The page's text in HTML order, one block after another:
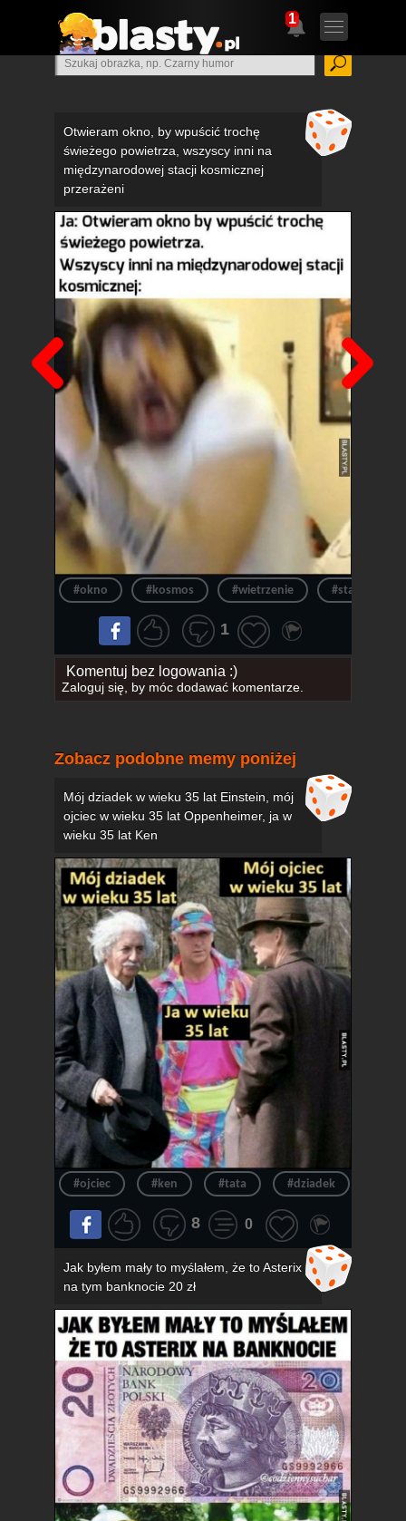
1
Otwieram okno, by wpuścić trochę
świeżego powietrza, wszyscy inni na
międzynarodowej stacji kosmicznej
przerażeni
Poprzedni
#okno #kosmos #wietrzenie #stacja
1
Komentuj bez logowania :)
Zaloguj się, by móc dodawać komentarze.
Zobacz podobne memy poniżej
Mój dziadek w wieku 35 lat Einstein, mój
ojciec w wieku 35 lat Oppenheimer, ja w
wieku 35 lat Ken
#ojciec #ken #tata #dziadek
8 0
Jak byłem mały to myślałem, że to Asterix
na tym banknocie 20 zł